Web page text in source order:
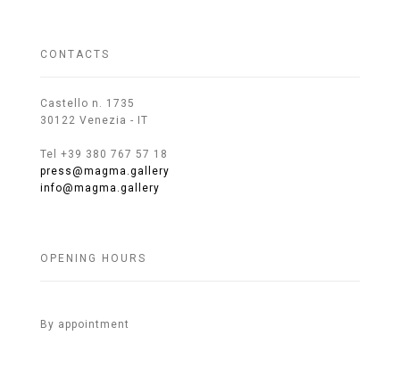
CONTACTS
Castello n. 1735
30122 Venezia - IT
Tel +39 380 767 57 18
press@magma.gallery
info@magma.gallery
OPENING HOURS
By appointment